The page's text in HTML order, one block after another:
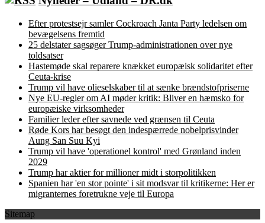
Efter protestsejr samler Cockroach Janta Party ledelsen om
bevægelsens fremtid
25 delstater sagsøger Trump-administrationen over nye
toldsatser
Hastemøde skal reparere knækket europæisk solidaritet efter
Ceuta-krise
Trump vil have olieselskaber til at sænke brændstofpriserne
Nye EU-regler om AI møder kritik: Bliver en hæmsko for
europæiske virksomheder
Familier leder efter savnede ved grænsen til Ceuta
Røde Kors har besøgt den indespærrede nobelprisvinder
Aung San Suu Kyi
Trump vil have 'operationel kontrol' med Grønland inden
2029
Trump har aktier for millioner midt i storpolitikken
Spanien har 'en stor pointe' i sit modsvar til kritikerne: Her er
migranternes foretrukne veje til Europa
Sitemap